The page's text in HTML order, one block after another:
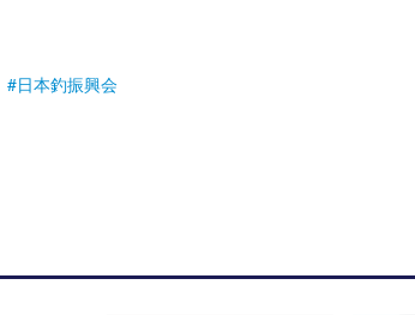
日本釣振興会